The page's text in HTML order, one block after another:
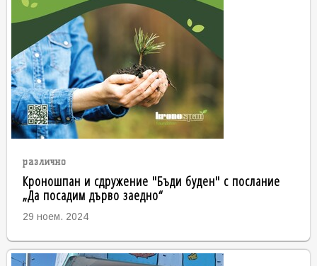
различно
Кроношпан и сдружение "Бъди буден" с послание
„Да посадим дърво заедно“
29 ноем. 2024